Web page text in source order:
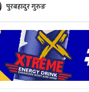
पुरबहादुर गुरुङ